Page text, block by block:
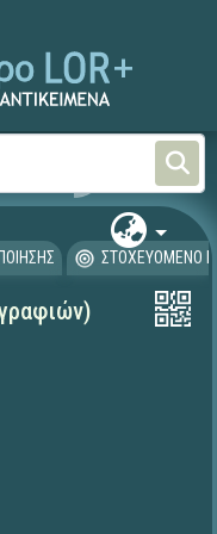
Άλλες
ΣΤΟΧΕΥΟΜΕΝΟ